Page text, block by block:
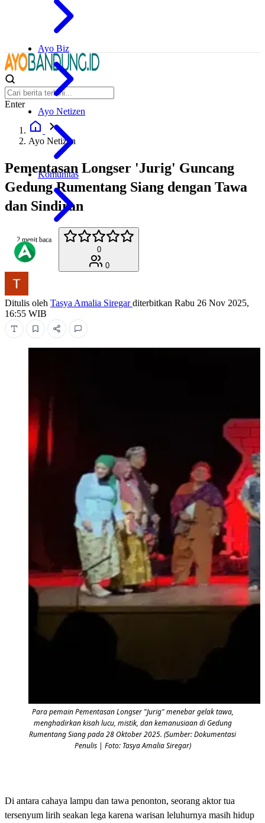
Ayo Biz
Ayo Netizen
Komunitas
Enter
Ayo Netizen
Pementasan Longser 'Jurig' Guncang
Gedung Rumentang Siang dengan Tawa
dan Sindiran
2 menit baca
0
0
Ditulis oleh Tasya Amalia Siregarditerbitkan Rabu 26 Nov 2025,
16:55 WIB
Para pemain Pementasan Longser "Jurig" menebar gelak tawa,
menghadirkan kisah lucu, mistik, dan kemanusiaan di Gedung
Rumentang Siang pada 28 Oktober 2025. (Sumber: Dokumentasi
Penulis | Foto: Tasya Amalia Siregar)
Di antara cahaya lampu dan tawa penonton, seorang aktor tua
tersenyum lirih seakan lega karena warisan leluhurnya masih hidup